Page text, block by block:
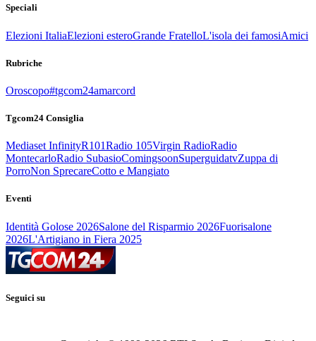
Speciali
Elezioni ItaliaElezioni esteroGrande FratelloL'isola dei famosiAmici
Rubriche
Oroscopo#tgcom24amarcord
Tgcom24 Consiglia
Mediaset InfinityR101Radio 105Virgin RadioRadio
MontecarloRadio SubasioComingsoonSuperguidatvZuppa di
PorroNon SprecareCotto e Mangiato
Eventi
Identità Golose 2026Salone del Risparmio 2026Fuorisalone
2026L'Artigiano in Fiera 2025
Seguici su